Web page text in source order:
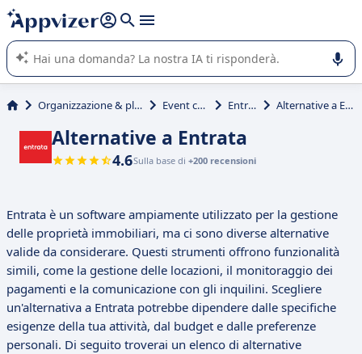
righe con
shift + enter
L'IA di Appvizer vi guida nell'utilizzo o nella scelta di un
software SaaS per la vostra azienda.
Organizzazione & planning Event check Entrata Alternative a Entrata
Alternative a Entrata
4.6Sulla base di +200 recensioni
Entrata è un software ampiamente utilizzato per la gestione
delle proprietà immobiliari, ma ci sono diverse alternative
valide da considerare. Questi strumenti offrono funzionalità
simili, come la gestione delle locazioni, il monitoraggio dei
pagamenti e la comunicazione con gli inquilini. Scegliere
un'alternativa a Entrata potrebbe dipendere dalle specifiche
esigenze della tua attività, dal budget e dalle preferenze
personali. Di seguito troverai un elenco di alternative